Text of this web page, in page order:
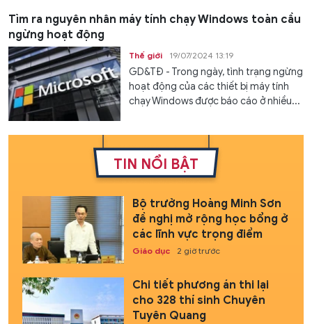
Tìm ra nguyên nhân máy tính chạy Windows toàn cầu
ngừng hoạt động
Thế giới 19/07/2024 13:19
GD&TĐ - Trong ngày, tình trạng ngừng
hoạt động của các thiết bị máy tính
chạy Windows được báo cáo ở nhiều...
TIN NỔI BẬT
Bộ trưởng Hoàng Minh Sơn
đề nghị mở rộng học bổng ở
các lĩnh vực trọng điểm
Giáo dục 2 giờ trước
Chi tiết phương án thi lại
cho 328 thí sinh Chuyên
Tuyên Quang